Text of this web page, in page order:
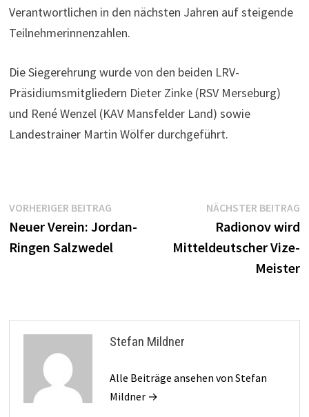
Verantwortlichen in den nächsten Jahren auf steigende
Teilnehmerinnenzahlen.
Die Siegerehrung wurde von den beiden LRV-
Präsidiumsmitgliedern Dieter Zinke (RSV Merseburg)
und René Wenzel (KAV Mansfelder Land) sowie
Landestrainer Martin Wölfer durchgeführt.
Beitragsnavigation
VORHERIGER BEITRAGVorheriger
Beitrag:
Neuer Verein: Jordan-
Ringen Salzwedel
NÄCHSTER BEITRAG
Radionov wird
Mitteldeutscher Vize-
Meister
Stefan Mildner
Alle Beiträge ansehen von Stefan
Mildner →